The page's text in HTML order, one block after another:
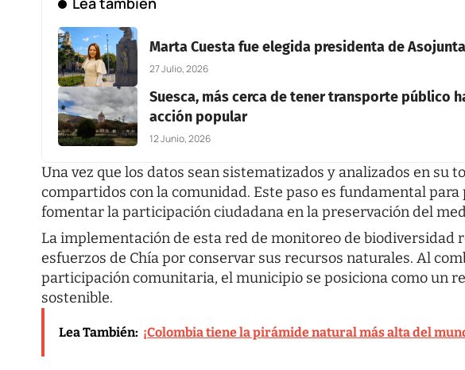
Marta Cuesta fue elegida presidenta de
27 Julio, 2026
Suesca, más cerca de tener transporte público
acción popular
12 Junio, 2026
Una vez que los datos sean sistematizados y analizados en su
compartidos con la comunidad. Este paso es fundamental
fomentar la participación ciudadana en la preservación del
La implementación de esta red de monitoreo de biodiversidad
esfuerzos de Chía por conservar sus recursos naturales. Al
participación comunitaria, el municipio se posiciona como un
sostenible.
Lea También: ¡Colombia tiene la pirámide natural más alta del